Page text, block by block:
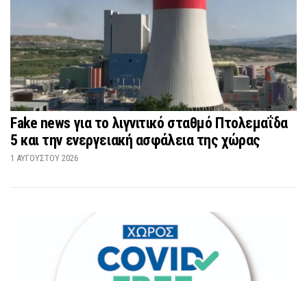
Fake news για το λιγνιτικό σταθμό Πτολεμαΐδα
5 και την ενεργειακή ασφάλεια της χώρας
1 ΑΥΓΟΎΣΤΟΥ 2026